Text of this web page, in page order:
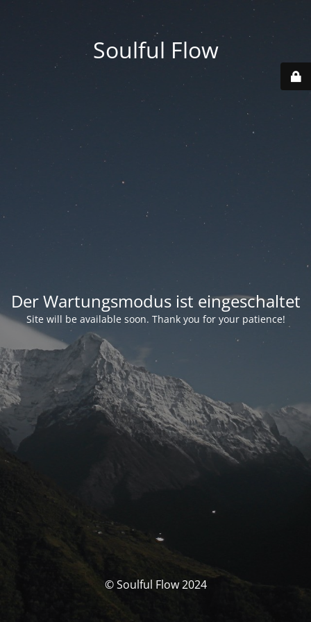
Soulful Flow
Der Wartungsmodus ist eingeschaltet
Site will be available soon. Thank you for your patience!
© Soulful Flow 2024